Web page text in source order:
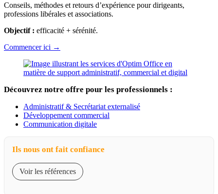
Conseils, méthodes et retours d’expérience pour dirigeants,
professions libérales et associations.
Objectif : efficacité + sérénité.
Commencer ici →
Découvrez notre offre pour les professionnels :
Administratif & Secrétariat externalisé
Développement commercial
Communication digitale
Ils nous ont fait confiance
Voir les références